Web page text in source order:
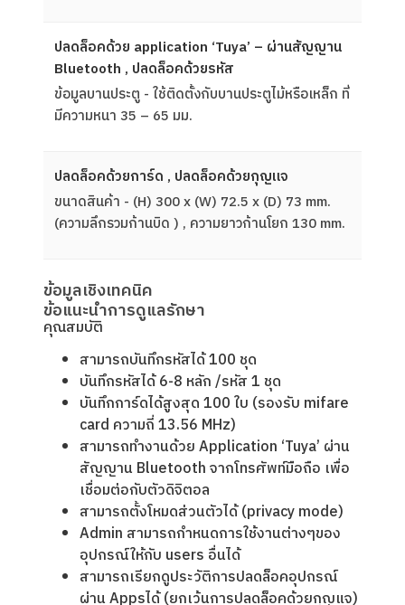
ปลดล็อคด้วย application ‘Tuya’ – ผ่านสัญญาน
Bluetooth , ปลดล็อคด้วยรหัส
ข้อมูลบานประตู - ใช้ติดตั้งกับบานประตูไม้หรือเหล็ก ที่
มีความหนา 35 – 65 มม.
ปลดล็อคด้วยการ์ด , ปลดล็อคด้วยกุญแจ
ขนาดสินค้า - (H) 300 x (W) 72.5 x (D) 73 mm.
(ความลึกรวมก้านบิด ) , ความยาวก้านโยก 130 mm.
ข้อมูลเชิงเทคนิค
ข้อแนะนำการดูแลรักษา
คุณสมบัติ
สามารถบันทึกรหัสได้ 100 ชุด
บันทึกรหัสได้ 6-8 หลัก /รหัส 1 ชุด
บันทึกการ์ดได้สูงสุด 100 ใบ (รองรับ mifare
card ความถี่ 13.56 MHz)
สามารถทำงานด้วย Application ‘Tuya’ ผ่าน
สัญญาน Bluetooth จากโทรศัพท์มือถือ เพื่อ
เชื่อมต่อกับตัวดิจิตอล
สามารถตั้งโหมดส่วนตัวได้ (privacy mode)
Admin สามารถกำหนดการใช้งานต่างๆของ
อุปกรณ์ให้กับ users อื่นได้
สามารถเรียกดูประวัติการปลดล็อคอุปกรณ์
ผ่าน Appsได้ (ยกเว้นการปลดล็อคด้วยกุญแจ)